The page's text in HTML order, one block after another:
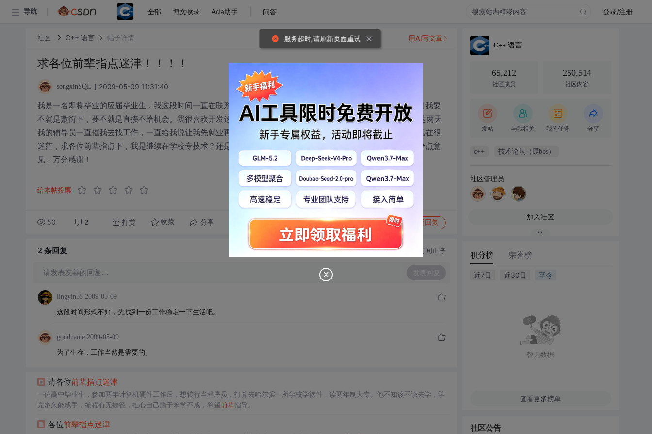
导航 全部 博文收录 Ada助手 问答 登录/注册
社区 C++ 语言 帖子详情
求各位前辈指点迷津！！！！
songxinSQL 2009-05-09 11:31:40
我是一名即将毕业的应届毕业生，我这段时间一直在联系软件公司、参加招聘会，但是公司一看我是应届毕业生对我要
不就是敷衍下，要不就是直接不给机会。我很喜欢开发这行，除了找工作的时间我每天都在寝室看C++技术书，这两天
我的辅导员一直催我去找工作，一直给我说让我先就业再择业，让我先找个工作干着不能这样一直呆到毕业。我现在很
迷茫，求各位前辈指点下，我是继续在学校专技术？还是先找个工作做着边工作边专技术？求各位过来的前辈们给点意
见，万分感谢！
给本帖投票
50 2 打赏 收藏 分享 转发到动态 举报 写回复
用AI写文章
2 条回复 切换为时间正序
请发表友善的回复… 发表回复
lingyin55 2009-05-09
这段时间形式不好，先找到一份工作稳定一下生活吧。
goodname 2009-05-09
为了生存，工作当然是需要的。
请各位前辈指点迷津
一位高中毕业生，参加两年计算机硬件工作后，想转行当程序员，打算去哈尔滨一所学校学软件，读两年制大专。他不知该不该去学，学
完多久能成手，编程有无捷径，担心自己脑子笨学不成，希望前辈指导。
各位前辈指点迷津
C++ 语言
65,212
社区成员
250,514
社区内容
发帖 与我相关 我的任务 分享
c++ 技术论坛（原bbs）
社区管理员
加入社区
积分榜 荣誉榜
近7日 近30日 至今
暂无数据
查看更多榜单
社区公告
服务超时,请刷新页面重试